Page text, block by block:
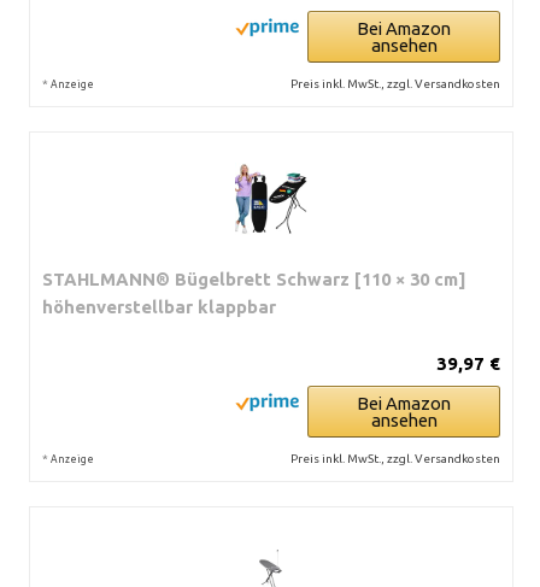
Bei Amazon
ansehen
* Anzeige Preis inkl. MwSt., zzgl. Versandkosten
STAHLMANN® Bügelbrett Schwarz [110 × 30 cm]
höhenverstellbar klappbar
39,97 €
Bei Amazon
ansehen
* Anzeige Preis inkl. MwSt., zzgl. Versandkosten